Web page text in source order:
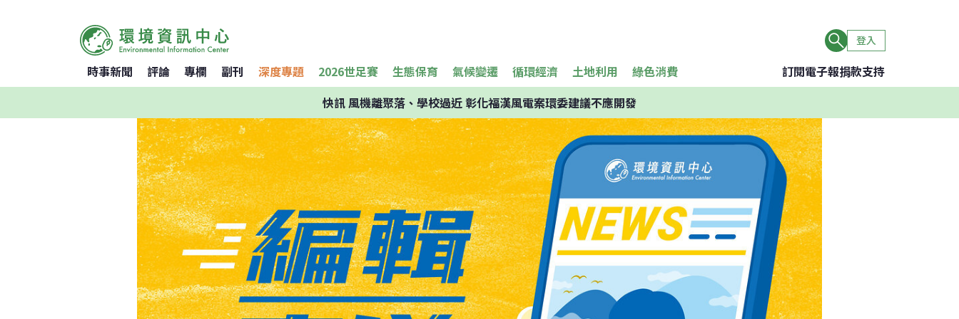
登入
時事新聞 評論 專欄 副刊 深度專題 2026世足賽 生態保育 氣候變遷 循環經濟 土地利用 綠色消費 訂閱電子報捐款支持
快訊風機離聚落、學校過近 彰化福漢風電案環委建議不應開發